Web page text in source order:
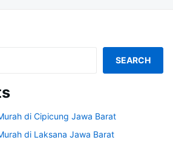
SEARCH
di Cipicung Jawa Barat
di Laksana Jawa Barat